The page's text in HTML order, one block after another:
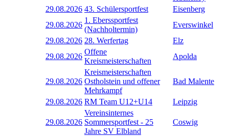
29.08.2026 43. Schülersportfest
Eisenberg
29.08.2026
1. Eberssportfest
(Nachholtermin)
Everswinkel
29.08.2026 28. Werfertag
Elz
29.08.2026
Offene
Kreismeisterschaften
Apolda
29.08.2026
Kreismeisterschaften
Ostholstein und offener
Mehrkampf
Bad Malente
29.08.2026 RM Team U12+U14 Leipzig
29.08.2026
Vereinsinternes
Sommersportfest - 25
Jahre SV Elbland
Coswig